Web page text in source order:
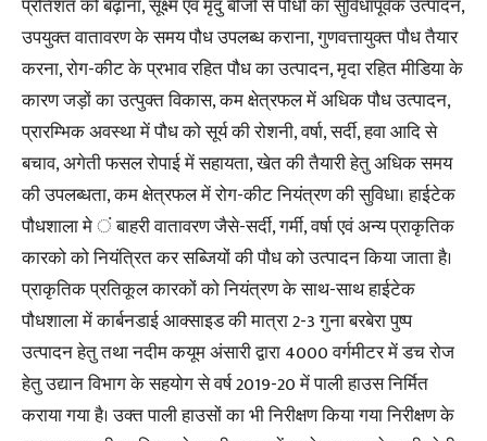
प्रतिशत को बढ़ाना, सूक्ष्म एवं मृदु बीजों से पौधों का सुविधापूर्वक उत्पादन,
उपयुक्त वातावरण के समय पौध उपलब्ध कराना, गुणवत्तायुक्त पौध तैयार
करना, रोग-कीट के प्रभाव रहित पौध का उत्पादन, मृदा रहित मीडिया के
कारण जड़ों का उत्पुक्त विकास, कम क्षेत्रफल में अधिक पौध उत्पादन,
प्रारम्भिक अवस्था में पौध को सूर्य की रोशनी, वर्षा, सर्दी, हवा आदि से
बचाव, अगेती फसल रोपाई में सहायता, खेत की तैयारी हेतु अधिक समय
की उपलब्धता, कम क्षेत्रफल में रोग-कीट नियंत्रण की सुविधा। हाईटेक
पौधशाला मे ं बाहरी वातावरण जैसे-सर्दी, गर्मी, वर्षा एवं अन्य प्राकृतिक
कारको को नियंत्रित कर सब्जियों की पौध को उत्पादन किया जाता है।
प्राकृतिक प्रतिकूल कारकों को नियंत्रण के साथ-साथ हाईटेक
पौधशाला में कार्बनडाई आक्साइड की मात्रा 2-3 गुना बरबेरा पुष्प
उत्पादन हेतु तथा नदीम कयूम अंसारी द्वारा 4000 वर्गमीटर में डच रोज
हेतु उद्यान विभाग के सहयोग से वर्ष 2019-20 में पाली हाउस निर्मित
कराया गया है। उक्त पाली हाउसों का भी निरीक्षण किया गया निरीक्षण के